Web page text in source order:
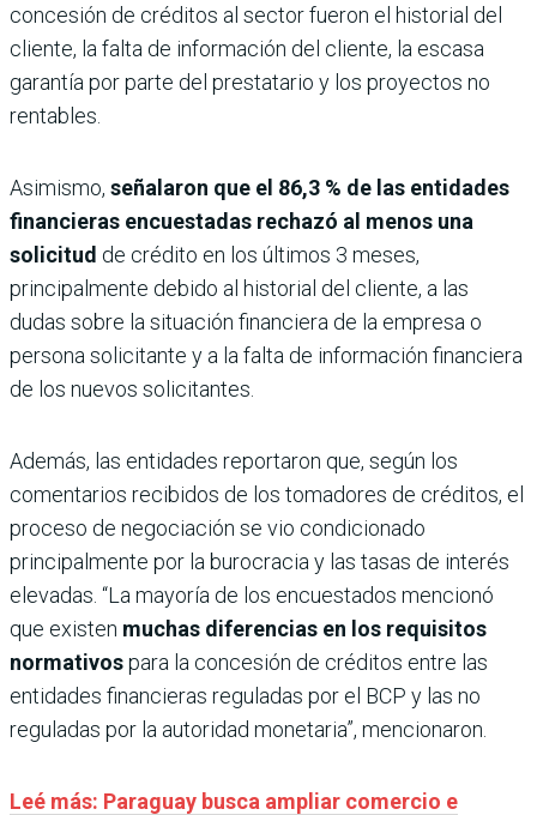
concesión de créditos al sector fueron el historial del
cliente, la falta de información del cliente, la escasa
garantía por parte del prestatario y los proyectos no
rentables.
Asimismo, señalaron que el 86,3 % de las entidades
financieras encuestadas rechazó al menos una
solicitud de crédito en los últimos 3 meses,
principalmente debido al historial del cliente, a las
dudas sobre la situación financiera de la empresa o
persona solicitante y a la falta de información financiera
de los nuevos solicitantes.
Además, las entidades reportaron que, según los
comentarios recibidos de los tomadores de créditos, el
proceso de negociación se vio condicionado
principalmente por la burocracia y las tasas de interés
elevadas. “La mayoría de los encuestados mencionó
que existen muchas diferencias en los requisitos
normativospara la concesión de créditos entre las
entidades financieras reguladas por el BCP y las no
reguladas por la autoridad monetaria”, mencionaron.
Leé más: Paraguay busca ampliar comercio e